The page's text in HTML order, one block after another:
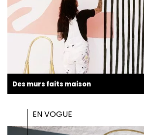
Des murs faits maison
EN VOGUE